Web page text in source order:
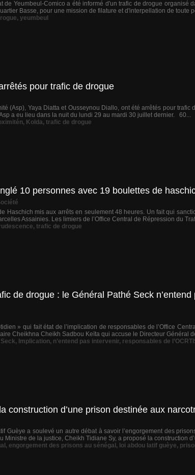
de Yeumbeul-Comico a été informé d'un trafic de drogue organisé
Basse, pour une mission de filature et d'interpellation de toute
, yeumbeul
pour trafic de drogue
(Asp), Yaya Diatta et Ousseynou Diallo, ont été arrêtés pour
a eu lieu dans la nuit du lundi 29 au mardi 30 juillet dernier. 60...
, Kolda, trafic de drogue
10 personnes avec 19 boulettes de
Haschich mis aux arrêts en seulement 48 heures. Un fait qui
Assainies. Les limiers de l’Office Central de Répression du
, trafic de drogue
de drogue : le Général Pathé Seck
» qui fait état de l’implication de responsables de l’Office
Cheikhna Cheikh Sadbou Keïta qui accuse le Directeur Général
, Implication, n’entend pas intervenir, responsables de
construction d’une prison destinée aux
Guèye a soulevé un autre débat à savoir l’engorgement des
Ministre de la justice, Cheikh Tidiane Sy, a proposé la construction
, engorgement des prisons au sénégal , loi abdou latif guèye,